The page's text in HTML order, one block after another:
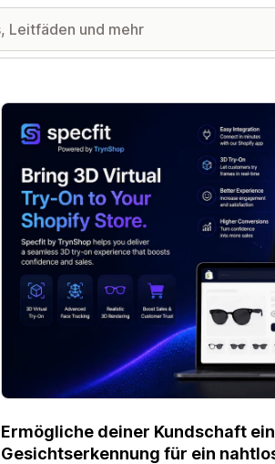
Vorgestellte Bildergalerie
Ermögliche deiner Kundschaft
Gesichtserkennung für ein